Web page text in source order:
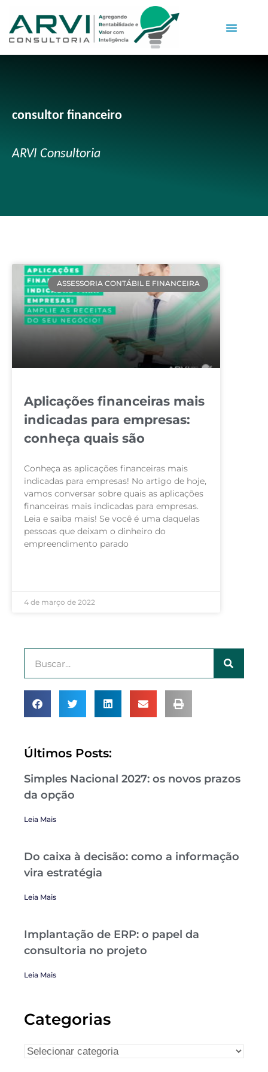
consultor financeiro
ARVI Consultoria
ASSESSORIA CONTÁBIL E FINANCEIRA
Aplicações financeiras mais
indicadas para empresas:
conheça quais são
Conheça as aplicações financeiras mais
indicadas para empresas! No artigo de hoje,
vamos conversar sobre quais as aplicações
financeiras mais indicadas para empresas.
Leia e saiba mais! Se você é uma daquelas
pessoas que deixam o dinheiro do
empreendimento parado
4 de março de 2022
Últimos Posts:
Simples Nacional 2027: os novos prazos
da opção
Leia Mais
Do caixa à decisão: como a informação
vira estratégia
Leia Mais
Implantação de ERP: o papel da
consultoria no projeto
Leia Mais
Categorias